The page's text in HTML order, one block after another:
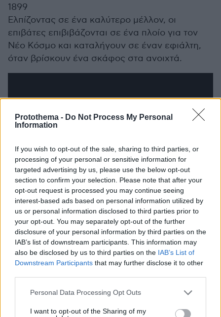
Protothema - Do Not Process My Personal
Information
If you wish to opt-out of the sale, sharing to third parties, or
processing of your personal or sensitive information for
targeted advertising by us, please use the below opt-out
section to confirm your selection. Please note that after your
opt-out request is processed you may continue seeing
interest-based ads based on personal information utilized by
us or personal information disclosed to third parties prior to
your opt-out. You may separately opt-out of the further
disclosure of your personal information by third parties on the
IAB’s list of downstream participants. This information may
also be disclosed by us to third parties on the IAB’s List of
Downstream Participants that may further disclose it to other
Please note that this website/app uses one or more Google
not limited to your visit or usage behaviour. You may click to
Personal Data Processing Opt Outs
I want to opt-out of the Sharing of my
1899
Ελπίζοντας σε ένα καλύτερο μέλλον, οι
επιβάτες επιβιβάζονται σε ένα πλοίο για τον
Νέο Κόσμο και καταλήγουν σε έναν εφιάλτη,
όταν βρίσκουν ένα σκάφος στα ανοιχτά.
17/11/2022
Έχεις Πεθάνει για Μένα: Σεζόν 3 /
Dead to Me: